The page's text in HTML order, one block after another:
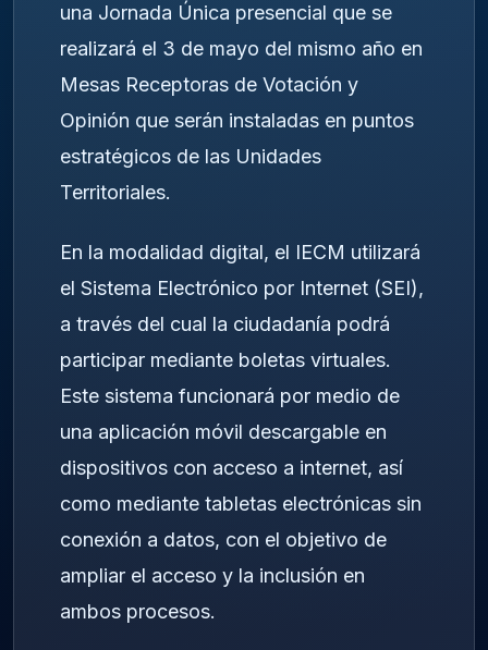
una Jornada Única presencial que se
realizará el 3 de mayo del mismo año en
Mesas Receptoras de Votación y
Opinión que serán instaladas en puntos
estratégicos de las Unidades
Territoriales.
En la modalidad digital, el IECM utilizará
el Sistema Electrónico por Internet (SEI),
a través del cual la ciudadanía podrá
participar mediante boletas virtuales.
Este sistema funcionará por medio de
una aplicación móvil descargable en
dispositivos con acceso a internet, así
como mediante tabletas electrónicas sin
conexión a datos, con el objetivo de
ampliar el acceso y la inclusión en
ambos procesos.